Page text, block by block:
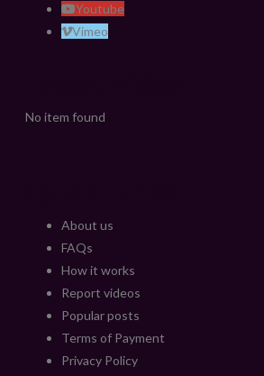
Youtube
Vimeo
No item found
About us
FAQs
How it works
Report videos
Popular posts
Terms of Payment
Privacy Policy